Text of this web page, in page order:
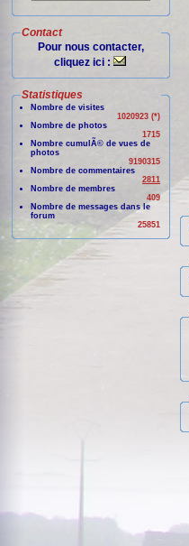
Contact
Pour nous contacter,
cliquez ici :
Statistiques
Nombre de visites
1020923 (*)
Nombre de photos
1715
Nombre cumulÃ© de vues de
photos
9190315
Nombre de commentaires
2811
Nombre de membres
409
Nombre de messages dans le
forum
25851